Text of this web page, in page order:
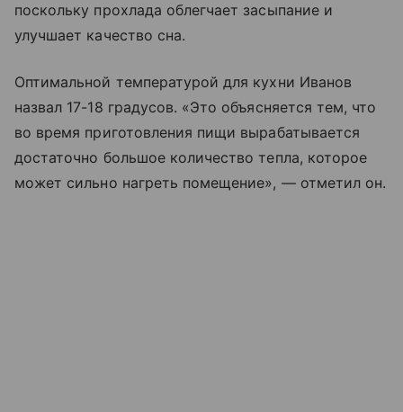
поскольку прохлада облегчает засыпание и
улучшает качество сна.
Оптимальной температурой для кухни Иванов
назвал 17-18 градусов. «Это объясняется тем, что
во время приготовления пищи вырабатывается
достаточно большое количество тепла, которое
может сильно нагреть помещение», — отметил он.